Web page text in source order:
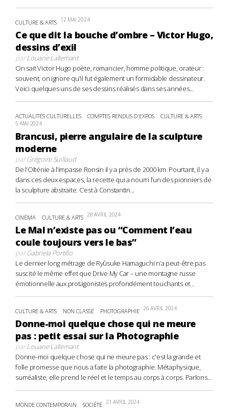
CULTURE & ARTS 12 MAI 2024
Ce que dit la bouche d’ombre – Victor Hugo,
dessins d’exil
parLouane Lallemant
On sait Victor Hugo poète, romancier, homme politique, orateur :
souvent, on ignore qu'il fut également un formidable dessinateur.
Voici quelques uns de ses dessins réalisés dans ses années...
ACTUALITÉS CULTURELLES COMPTES RENDUS D'EXPOS CULTURE & ARTS
5 MAI 2024
Brancusi, pierre angulaire de la sculpture
moderne
parGrégoire Suillaud
De l’Olténie à l’impasse Ronsin il y a près de 2000 km. Pourtant, il y a
dans ces deux espaces, la recette qui a nourri l’un des pionniers de
la sculpture abstraite. C’est à Constantin...
CINÉMA CULTURE & ARTS 28 AVRIL 2024
Le Mal n’existe pas ou “Comment l’eau
coule toujours vers le bas”
parGabriela Portillo
Le dernier long métrage de Ryûsuke Hamaguchi n’a peut-être pas
suscité le même effet que Drive My Car – une montagne russe
émotionnelle aux protagonistes profondément touchants et...
CULTURE & ARTS NON CLASSÉ PHOTOGRAPHIE 26 AVRIL 2024
Donne-moi quelque chose qui ne meure
pas : petit essai sur la Photographie
parLouane Lallemant
Donne-moi quelque chose qui ne meure pas : c'est la grande et
folle promesse que nous a faite la photographie. Métaphysique,
surréaliste, elle prend le réel et le temps au corps à corps. Parlons...
MONDE CONTEMPORAIN SOCIÉTÉ 21 AVRIL 2024